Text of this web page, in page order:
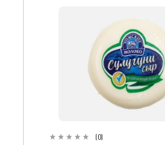
(0)